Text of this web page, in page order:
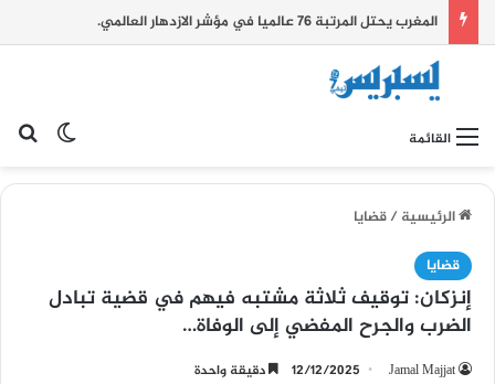
المغرب يحتل المرتبة 76 عالميا في مؤشر الازدهار العالمي.
القائمة
الرئيسية/قضايا
قضايا
إنزكان: توقيف ثلاثة مشتبه فيهم في قضية تبادل
الضرب والجرح المفضي إلى الوفاة…
Jamal Majjat
12/12/2025 دقيقة واحدة